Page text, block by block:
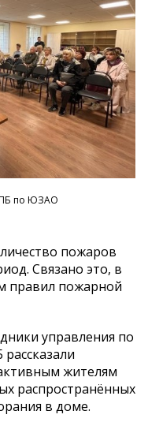
по ЮЗАО
пожаров
Связано это, в
правил пожарной
управления по
жителям
распространённых
в доме.